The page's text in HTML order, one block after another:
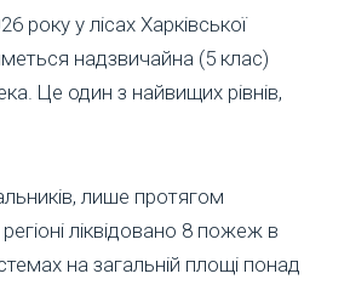
року у лісах Харківської
надзвичайна (5 клас)
Це один з найвищих рівнів,
лише протягом
ліквідовано 8 пожеж в
на загальній площі понад